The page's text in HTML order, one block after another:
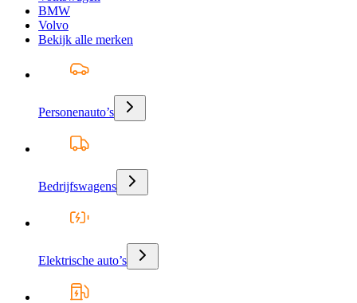
BMW
Volvo
Bekijk alle merken
Personenauto’s
Bedrijfswagens
Elektrische auto’s